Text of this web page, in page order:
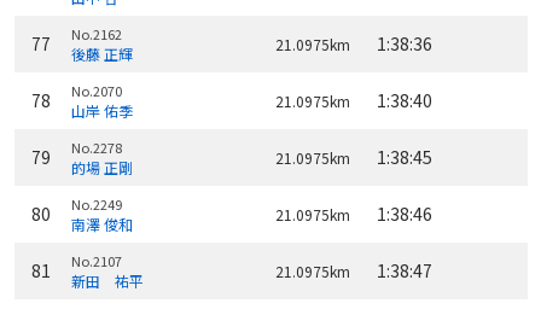
77 No.2162
後藤 正輝 21.0975km 1:38:36
78 No.2070
山岸 佑季 21.0975km 1:38:40
79 No.2278
的場 正剛 21.0975km 1:38:45
80 No.2249
南澤 俊和 21.0975km 1:38:46
81 No.2107
新田 祐平 21.0975km 1:38:47